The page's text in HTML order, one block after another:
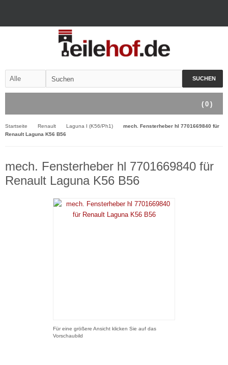
SUCHEN
( 0 )
Startseite Renault Laguna I (K56/Ph1)
mech. Fensterheber hl 7701669840 für
Renault Laguna K56 B56
mech. Fensterheber hl 7701669840 für
Renault Laguna K56 B56
Für eine größere Ansicht klicken Sie auf das
Vorschaubild